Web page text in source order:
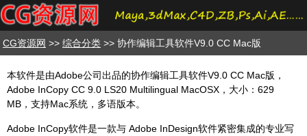
CG资源网 >> 综合分类 >> 协作编辑工具软件V9.0 CC Mac版
本软件是由Adobe公司出品的协作编辑工具软件V9.0 CC Mac版，
Adobe InCopy CC 9.0 LS20 Multilingual MacOSX，大小：629
MB，支持Mac系统，多语版本。
Adobe InCopy软件是一款与 Adobe InDesign软件紧密集成的专业写